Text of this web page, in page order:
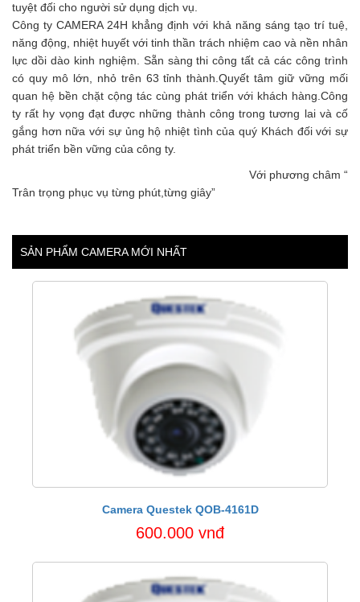
tuyệt đối cho người sử dụng dịch vụ.
Công ty CAMERA 24H khẳng định với khả năng sáng tạo trí tuệ,
năng động, nhiệt huyết với tinh thần trách nhiệm cao và nền nhân
lực dồi dào kinh nghiệm. Sẵn sàng thi công tất cả các công trình
có quy mô lớn, nhỏ trên 63 tỉnh thành.Quyết tâm giữ vững mối
quan hệ bền chặt cộng tác cùng phát triển với khách hàng.Công
ty rất hy vọng đạt được những thành công trong tương lai và cố
gắng hơn nữa với sự ủng hộ nhiệt tình của quý Khách đối với sự
phát triển bền vững của công ty.
Với phương châm “
Trân trọng phục vụ từng phút,từng giây”
SẢN PHẨM CAMERA MỚI NHẤT
Camera Questek QOB-4161D
600.000 vnđ